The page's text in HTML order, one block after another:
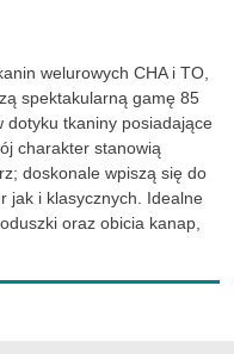
welurowych CHA i TO,
spektakularną gamę 85
dotyku tkaniny posiadające
charakter stanowią
doskonale wpiszą się do
jak i klasycznych. Idealne
oraz obicia kanap,